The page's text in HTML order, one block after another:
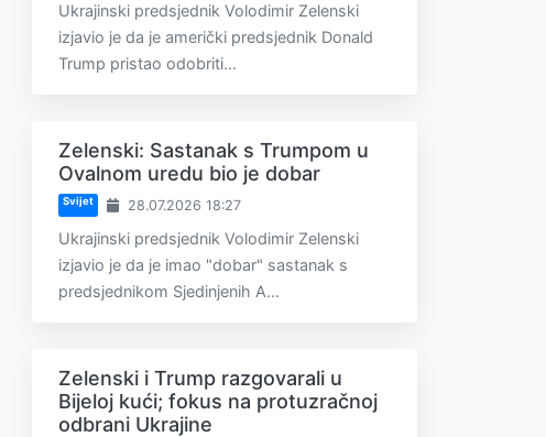
Ukrajinski predsjednik Volodimir Zelenski
izjavio je da je američki predsjednik Donald
Trump pristao odobriti...
Zelenski: Sastanak s Trumpom u
Ovalnom uredu bio je dobar
Svijet 28.07.2026 18:27
Ukrajinski predsjednik Volodimir Zelenski
izjavio je da je imao "dobar" sastanak s
predsjednikom Sjedinjenih A...
Zelenski i Trump razgovarali u
Bijeloj kući; fokus na protuzračnoj
odbrani Ukrajine